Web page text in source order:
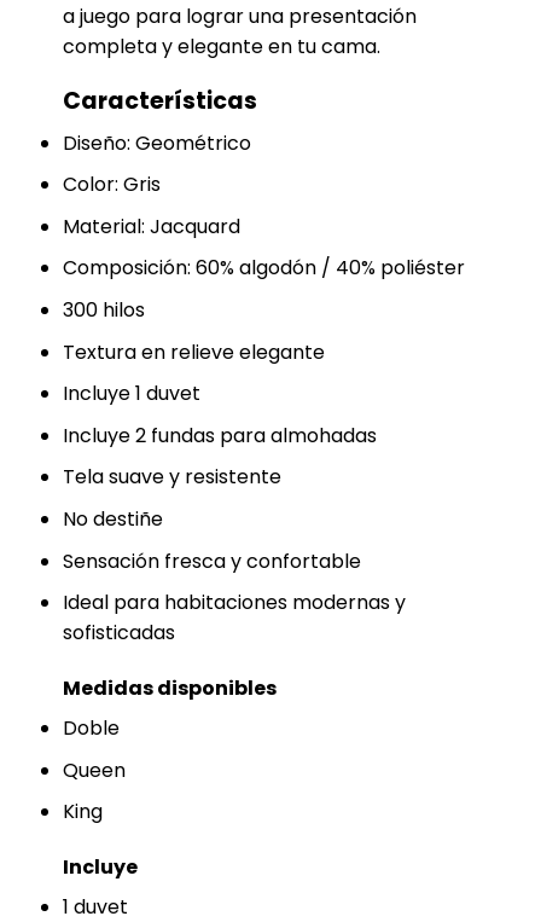
a juego para lograr una presentación
completa y elegante en tu cama.
Características
Diseño: Geométrico
Color: Gris
Material: Jacquard
Composición: 60% algodón / 40% poliéster
300 hilos
Textura en relieve elegante
Incluye 1 duvet
Incluye 2 fundas para almohadas
Tela suave y resistente
No destiñe
Sensación fresca y confortable
Ideal para habitaciones modernas y
sofisticadas
Medidas disponibles
Doble
Queen
King
Incluye
1 duvet